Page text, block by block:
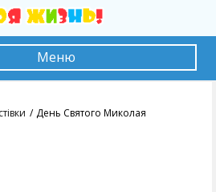
Меню
День Святого Миколая